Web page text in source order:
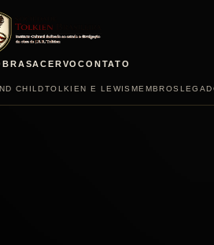
ACERVOCONTATO
CHILDTOLKIEN E LEWIS MEMBROS